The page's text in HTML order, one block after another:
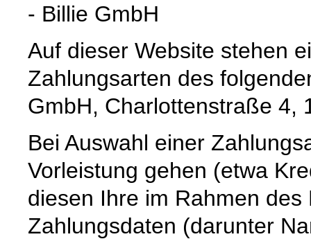
- Billie GmbH
Auf dieser Website stehen
Zahlungsarten des
GmbH, Charlottenstraße 4,
Bei Auswahl einer
Vorleistung gehen (etwa
diesen Ihre im Rahmen
Zahlungsdaten (darunter